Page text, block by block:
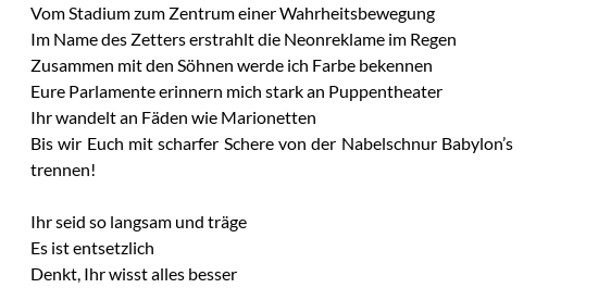
Vom Stadium zum Zentrum einer Wahrheitsbewegung
Im Name des Zetters erstrahlt die Neonreklame im Regen
Zusammen mit den Söhnen werde ich Farbe bekennen
Eure Parlamente erinnern mich stark an Puppentheater
Ihr wandelt an Fäden wie Marionetten
Bis wir Euch mit scharfer Schere von der Nabelschnur Babylon’s
trennen!
Ihr seid so langsam und träge
Es ist entsetzlich
Denkt, Ihr wisst alles besser